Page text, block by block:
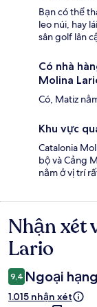
Bạn có thể
leo núi, hay
sân golf lân
Có nhà
Molina
Có, Matiz
Khu vực
Catalonia
bộ và Cảng
nằm ở vị trí
Nhận
xét
Nhận xét
Lario
9,4 Ngoại hạng
1.015 nhận xét